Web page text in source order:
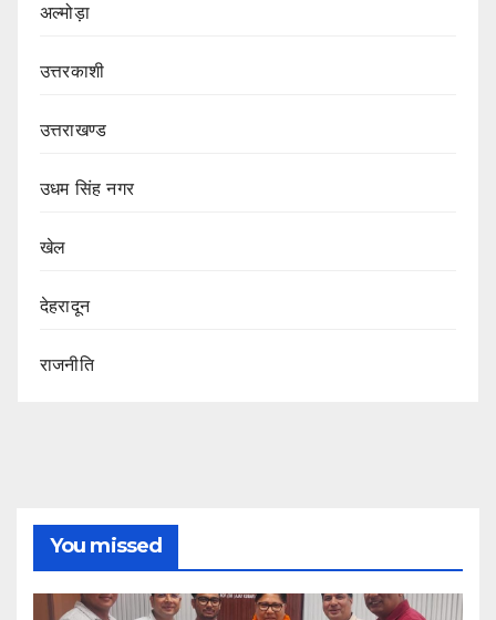
अल्मोड़ा
उत्तरकाशी
उत्तराखण्ड
उधम सिंह नगर
खेल
देहरादून
राजनीति
You missed